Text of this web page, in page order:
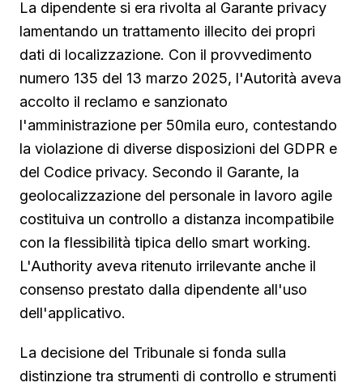
La dipendente si era rivolta al Garante privacy
lamentando un trattamento illecito dei propri
dati di localizzazione. Con il provvedimento
numero 135 del 13 marzo 2025, l'Autorità aveva
accolto il reclamo e sanzionato
l'amministrazione per 50mila euro, contestando
la violazione di diverse disposizioni del GDPR e
del Codice privacy. Secondo il Garante, la
geolocalizzazione del personale in lavoro agile
costituiva un controllo a distanza incompatibile
con la flessibilità tipica dello smart working.
L'Authority aveva ritenuto irrilevante anche il
consenso prestato dalla dipendente all'uso
dell'applicativo.
La decisione del Tribunale si fonda sulla
distinzione tra strumenti di controllo e strumenti